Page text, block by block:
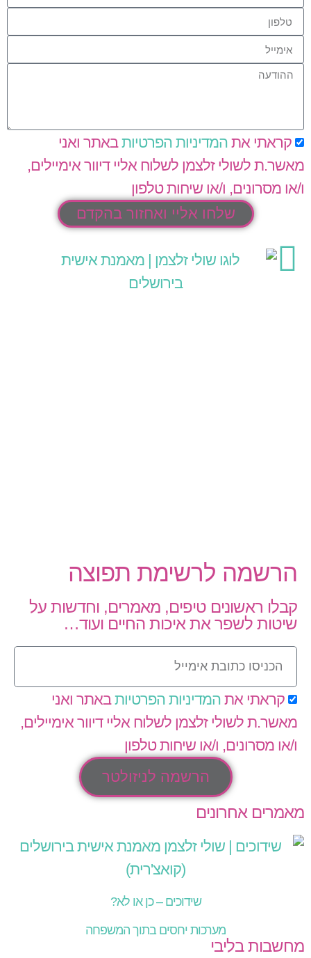
קראתי את המדיניות הפרטיותבאתר ואני
מאשר.ת לשולי זלצמן לשלוח אליי דיוור אימיילים,
ו/או מסרונים, ו/או שיחות טלפון
שלחו אליי ואחזור בהקדם
הרשמה לרשימת תפוצה
קבלו ראשונים טיפים, מאמרים, וחדשות על
שיטות לשפר את איכות החיים ועוד…
קראתי את המדיניות הפרטיותבאתר ואני
מאשר.ת לשולי זלצמן לשלוח אליי דיוור אימיילים,
ו/או מסרונים, ו/או שיחות טלפון
הרשמה לניזולטר
מאמרים אחרונים
שידוכים – כן או לא?
מערכות יחסים בתוך המשפחה
מחשבות בליבי